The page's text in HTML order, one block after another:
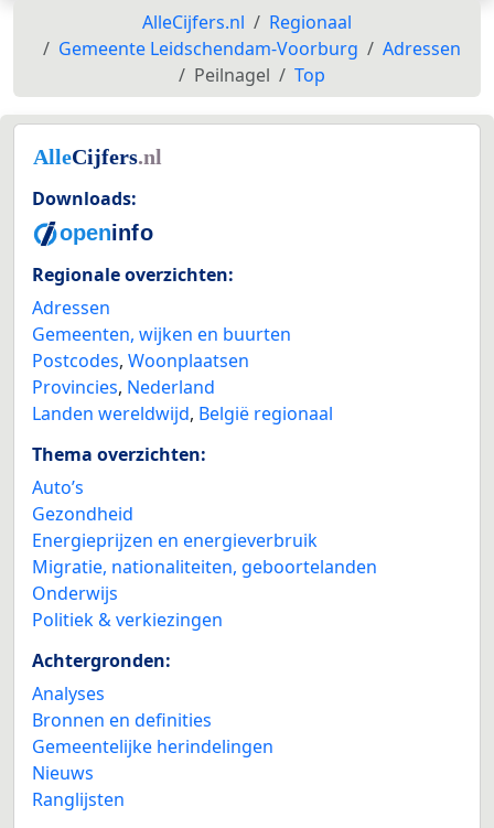
AlleCijfers.nl
Regionaal
Gemeente Leidschendam-Voorburg
Adressen
Peilnagel
Top
Downloads:
Regionale overzichten:
Adressen
Gemeenten, wijken en buurten
Postcodes, Woonplaatsen
Provincies, Nederland
Landen wereldwijd, België regionaal
Thema overzichten:
Auto’s
Gezondheid
Energieprijzen en energieverbruik
Migratie, nationaliteiten, geboortelanden
Onderwijs
Politiek & verkiezingen
Achtergronden:
Analyses
Bronnen en definities
Gemeentelijke herindelingen
Nieuws
Ranglijsten